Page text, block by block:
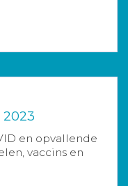
en opvallende
vaccins en